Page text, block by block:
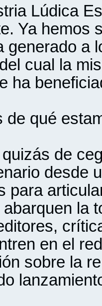
Lúdica
Ya hemos
generado a
cual la
ha
de qué
de
desde
para
la
en el
sobre la